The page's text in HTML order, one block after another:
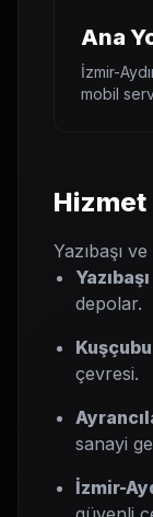
Ana
İzmir-
mobil
Hizmet
Yazıbaşı
depolar.
çevresi.
sanayi
İzmir-